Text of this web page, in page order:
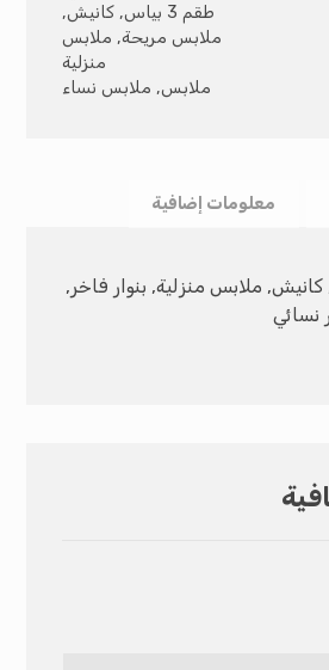
طقم 3 بياس
, كانيش,
ملابس مريحة, ملابس
منزلية
ملابس, ملابس نساء
معلومات إضافية
3 بياس, كانيش, ملابس منزلية, بنوار فاخر,
نسائي